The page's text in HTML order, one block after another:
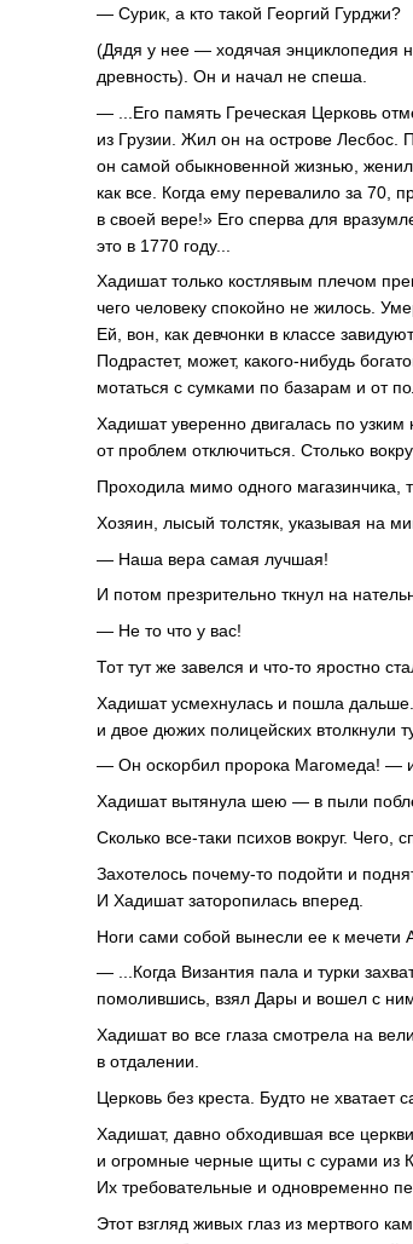
— Сурик, а кто такой Георгий Гурджи?
(Дядя у нее — ходячая энциклопедия
древность). Он и начал не спеша.
— ...Его память Греческая Церковь
из Грузии. Жил он на острове
он самой обыкновенной жизнью,
как все. Когда ему перевалило за 70,
в своей вере!» Его сперва для
это в 1770 году...
Хадишат только костлявым плечом
чего человеку спокойно не жилось.
Ей, вон, как девчонки в классе
Подрастет, может, какого-нибудь
мотаться с сумками по базарам и от
Хадишат уверенно двигалась по
от проблем отключиться. Столько
Проходила мимо одного магазинчика,
Хозяин, лысый толстяк, указывая на
— Наша вера самая лучшая!
И потом презрительно ткнул на
— Не то что у вас!
Тот тут же завелся и что-то яростно
Хадишат усмехнулась и пошла
и двое дюжих полицейских втолкнули
— Он оскорбил пророка Магомеда! —
Хадишат вытянула шею — в пыли
Сколько все-таки психов вокруг. Чего,
Захотелось почему-то подойти и
И Хадишат заторопилась вперед.
Ноги сами собой вынесли ее к мечети
— ...Когда Византия пала и турки
помолившись, взял Дары и вошел с
Хадишат во все глаза смотрела на
в отдалении.
Церковь без креста. Будто не хватает
Хадишат, давно обходившая все
и огромные черные щиты с сурами из
Их требовательные и одновременно
Этот взгляд живых глаз из мертвого